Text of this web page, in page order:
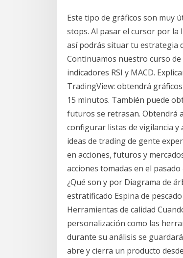
Este tipo de gráficos son muy
stops. Al pasar el cursor por la
así podrás situar tu estrategia
Continuamos nuestro curso
indicadores RSI y MACD.
TradingView: obtendrá
15 minutos. También puede
futuros se retrasan. Obtendrá
configurar listas de vigilancia
ideas de trading de gente
en acciones, futuros y
acciones tomadas en el
¿Qué son y por Diagrama de
estratificado Espina de
Herramientas de calidad
personalización como las
durante su análisis se
abre y cierra un producto